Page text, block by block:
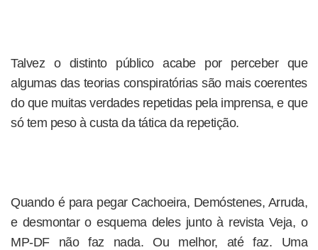
Talvez o distinto público acabe por perceber que
algumas das teorias conspiratórias são mais coerentes
do que muitas verdades repetidas pela imprensa, e que
só tem peso à custa da tática da repetição.
Quando é para pegar Cachoeira, Demóstenes, Arruda,
e desmontar o esquema deles junto à revista Veja, o
MP-DF não faz nada. Ou melhor, até faz. Uma